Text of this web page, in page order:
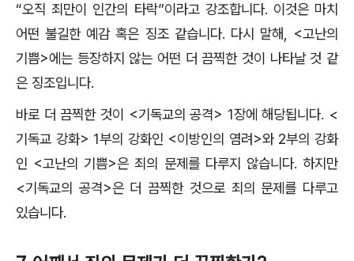
“오직 죄만이 인간의 타락”이라고 강조합니다. 이것은 마치
어떤 불길한 예감 혹은 징조 같습니다. 다시 말해, <고난의
기쁨>에는 등장하지 않는 어떤 더 끔찍한 것이 나타날 것 같
은 징조입니다.
바로 더 끔찍한 것이 <기독교의 공격> 1장에 해당됩니다. <
기독교 강화> 1부의 강화인 <이방인의 염려>와 2부의 강화
인 <고난의 기쁨>은 죄의 문제를 다루지 않습니다. 하지만
<기독교의 공격>은 더 끔찍한 것으로 죄의 문제를 다루고
있습니다.